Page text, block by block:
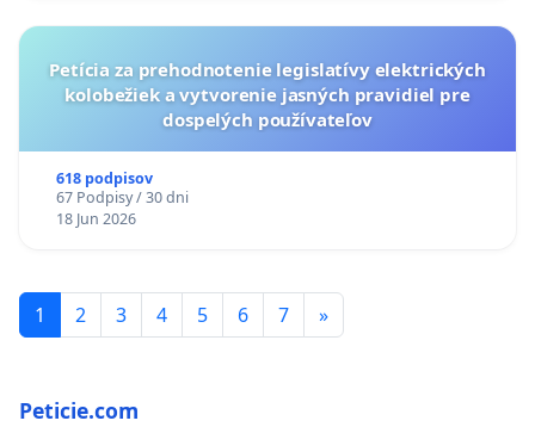
Petícia za prehodnotenie legislatívy elektrických
kolobežiek a vytvorenie jasných pravidiel pre
dospelých používateľov
618 podpisov
67 Podpisy / 30 dni
18 Jun 2026
1 2 3 4 5 6 7 »
Peticie.com